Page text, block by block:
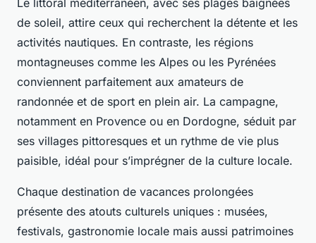
Le littoral méditerranéen, avec ses plages baignées
de soleil, attire ceux qui recherchent la détente et les
activités nautiques. En contraste, les régions
montagneuses comme les Alpes ou les Pyrénées
conviennent parfaitement aux amateurs de
randonnée et de sport en plein air. La campagne,
notamment en Provence ou en Dordogne, séduit par
ses villages pittoresques et un rythme de vie plus
paisible, idéal pour s’imprégner de la culture locale.
Chaque destination de vacances prolongées
présente des atouts culturels uniques : musées,
festivals, gastronomie locale mais aussi patrimoines